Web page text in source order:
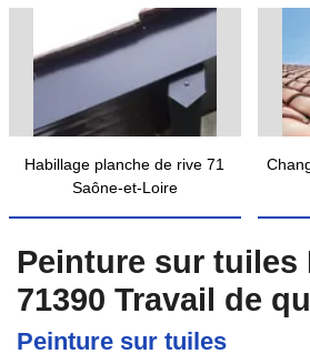
Habillage planche de rive 71
Saône-et-Loire
Peinture sur tuiles
71390 Travail de
Peinture sur tuiles